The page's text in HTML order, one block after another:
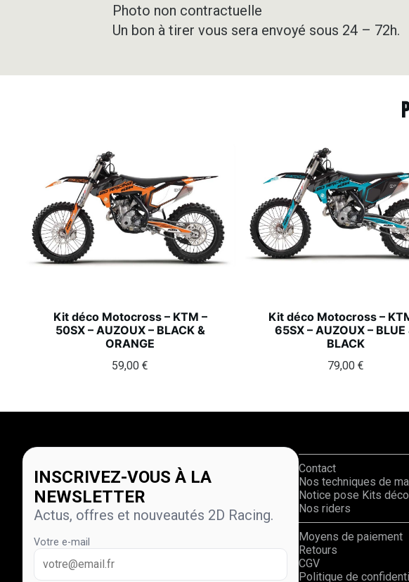
Photo non contractuelle
Un bon à tirer vous sera envoyé sous 24 – 72h.
Kit déco Motocross – KTM –
50SX – AUZOUX – BLACK &
ORANGE
59,00€
Kit déco Motocross –
65SX – AUZOUX – BLUE
BLACK
79,00 €
INSCRIVEZ-VOUS À LA
NEWSLETTER
Actus, offres et nouveautés 2D Racing.
Votre e-mail
Contact
Nos techniques de
Notice pose Kits déco
Nos riders
Moyens de paiement
Retours
CGV
Politique de